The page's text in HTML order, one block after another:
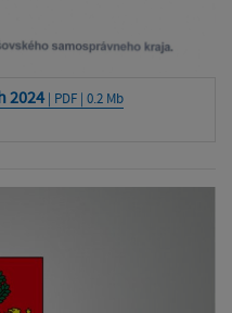
2024 | PDF | 0.2 Mb